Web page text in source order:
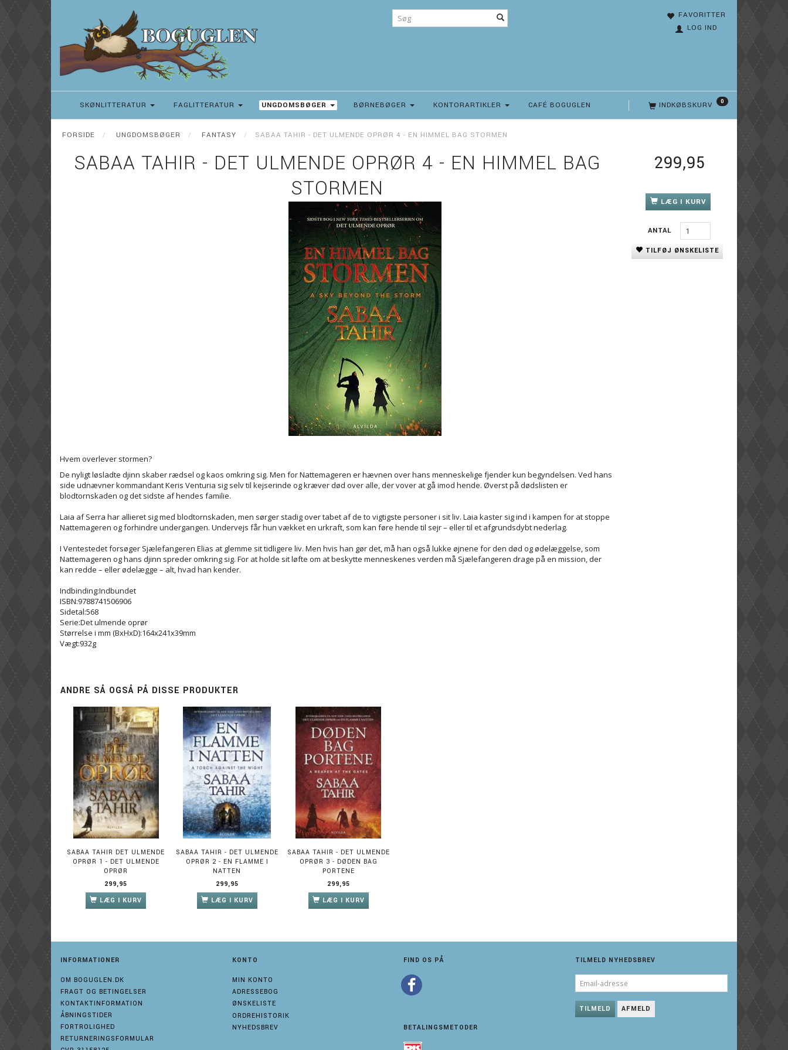
FAVORITTER
LOG IND
INDKØBSKURV 0
SKØNLITTERATUR FAGLITTERATUR UNGDOMSBØGER BØRNEBØGER KONTORARTIKLER CAFÉ BOGUGLEN
FORSIDE UNGDOMSBØGER FANTASY SABAA TAHIR - DET ULMENDE OPRØR 4 - EN HIMMEL BAG STORMEN
SABAA TAHIR - DET ULMENDE OPRØR 4 - EN HIMMEL BAG
STORMEN
Hvem overlever stormen?
De nyligt løsladte djinn skaber rædsel og kaos omkring sig. Men for Nattemageren er hævnen over hans menneskelige fjender kun begyndelsen. Ved hans
side udnævner kommandant Keris Venturia sig selv til kejserinde og kræver død over alle, der vover at gå imod hende. Øverst på dødslisten er
blodtornskaden og det sidste af hendes familie.
Laia af Serra har allieret sig med blodtornskaden, men sørger stadig over tabet af de to vigtigste personer i sit liv. Laia kaster sig ind i kampen for at stoppe
Nattemageren og forhindre undergangen. Undervejs får hun vækket en urkraft, som kan føre hende til sejr – eller til et afgrundsdybt nederlag.
I Ventestedet forsøger Sjælefangeren Elias at glemme sit tidligere liv. Men hvis han gør det, må han også lukke øjnene for den død og ødelæggelse, som
Nattemageren og hans djinn spreder omkring sig. For at holde sit løfte om at beskytte menneskenes verden må Sjælefangeren drage på en mission, der
kan redde – eller ødelægge – alt, hvad han kender.
Indbinding:Indbundet
ISBN:9788741506906
Sidetal:568
Serie:Det ulmende oprør
Størrelse i mm (BxHxD):164x241x39mm
Vægt:932g
299,95
LÆG I KURV
ANTAL
TILFØJ ØNSKELISTE
ANDRE SÅ OGSÅ PÅ DISSE PRODUKTER
SABAA TAHIR DET ULMENDE
OPRØR 1 - DET ULMENDE
OPRØR
299,95
LÆG I KURV
SABAA TAHIR - DET ULMENDE
OPRØR 2 - EN FLAMME I
NATTEN
299,95
LÆG I KURV
SABAA TAHIR - DET ULMENDE
OPRØR 3 - DØDEN BAG
PORTENE
299,95
LÆG I KURV
INFORMATIONER
OM BOGUGLEN.DK
FRAGT OG BETINGELSER
KONTAKTINFORMATION
ÅBNINGSTIDER
FORTROLIGHED
RETURNERINGSFORMULAR
KONTO
MIN KONTO
ADRESSEBOG
ØNSKELISTE
ORDREHISTORIK
NYHEDSBREV
FIND OS PÅ
BETALINGSMETODER
TILMELD NYHEDSBREV
EMAIL-
ADRESSE
TILMELD AFMELD